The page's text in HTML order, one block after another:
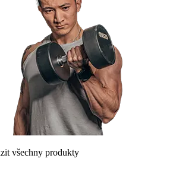
všechny produkty